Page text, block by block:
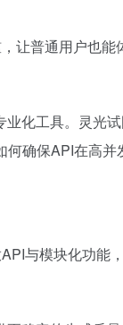
让普通用户也能
化工具。灵光
确保API在高并
与模块化功能